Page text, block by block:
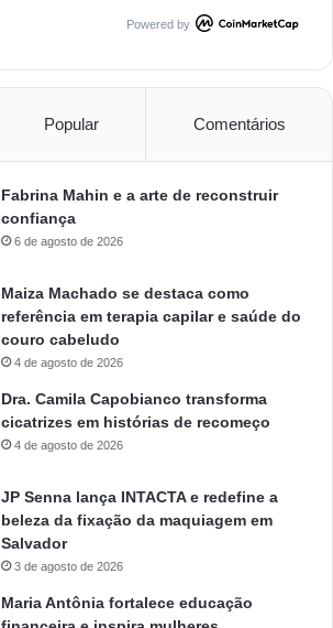
Powered by
Popular Comentários
Fabrina Mahin e a arte de reconstruir
confiança
6 de agosto de 2026
Maiza Machado se destaca como
referência em terapia capilar e saúde do
couro cabeludo
4 de agosto de 2026
Dra. Camila Capobianco transforma
cicatrizes em histórias de recomeço
4 de agosto de 2026
JP Senna lança INTACTA e redefine a
beleza da fixação da maquiagem em
Salvador
3 de agosto de 2026
Maria Antônia fortalece educação